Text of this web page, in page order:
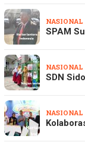
NASIONAL
SPAM
NASIONAL
SDN
NASIONAL